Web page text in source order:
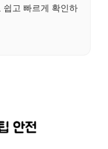
고 빠르게 확인하